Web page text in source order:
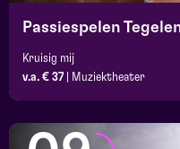
Passiespelen
Kruisig mij
v.a. € 37
Muziektheater